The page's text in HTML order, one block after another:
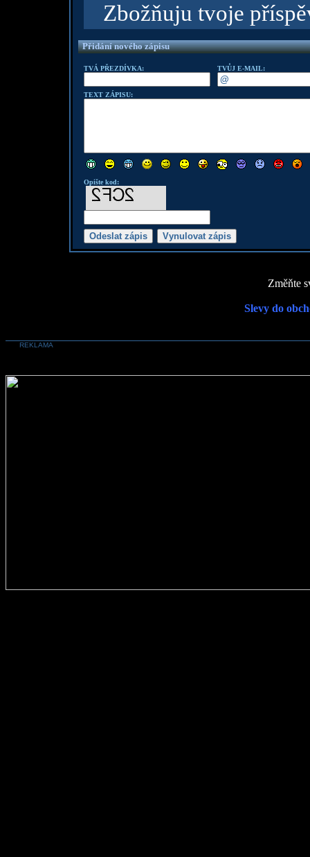
Zbožňuju tvoje
Přidání nového zápisu
TVÁ PŘEZDÍVKA: TVŮJ E-MAIL:
TEXT ZÁPISU:
Opište kod:
Změňte
Slevy do
REKLAMA